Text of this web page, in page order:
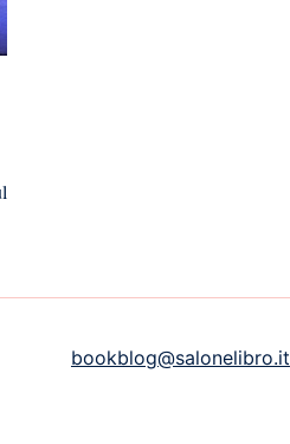
bookblog@salonelibro.it